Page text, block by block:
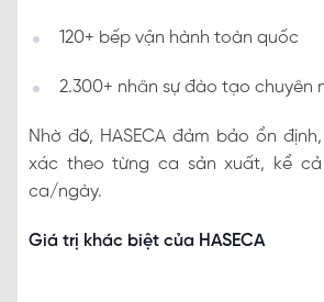
120+ bếp vận hành toàn quốc
2.300+ nhân sự đào tạo chuyên
Nhờ đó, HASECA đảm bảo ổn
xác theo từng ca sản xuất, kể
ca/ngày.
Giá trị khác biệt của HASECA